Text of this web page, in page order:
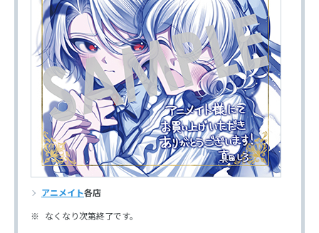
アニメイト各店
なくなり次第終了です。